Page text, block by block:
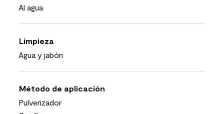
Al agua
Limpieza
Agua y jabón
Método de aplicación
Pulverizador